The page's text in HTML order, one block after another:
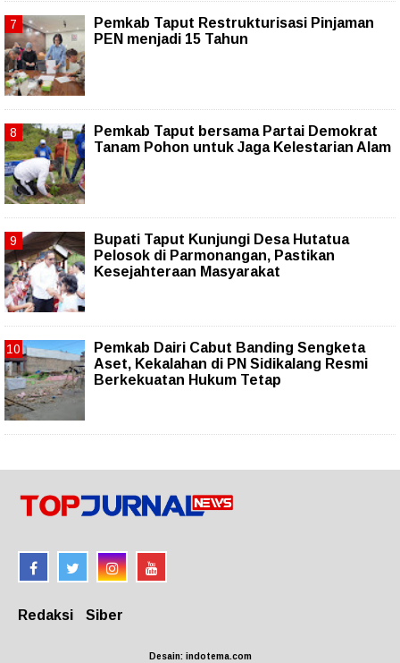
Pemkab Taput Restrukturisasi Pinjaman
PEN menjadi 15 Tahun‎
Pemkab Taput bersama Partai Demokrat
Tanam Pohon untuk Jaga Kelestarian Alam
Bupati Taput Kunjungi Desa Hutatua
Pelosok di Parmonangan, Pastikan
Kesejahteraan Masyarakat
Pemkab Dairi Cabut Banding Sengketa
Aset, Kekalahan di PN Sidikalang Resmi
Berkekuatan Hukum Tetap
Redaksi Siber
Desain: indotema.com